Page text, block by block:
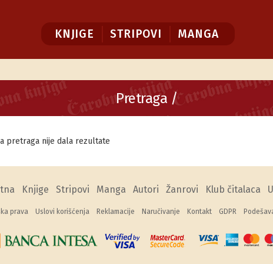
KNJIGE STRIPOVI MANGA
Pretraga /
pretraga nije dala rezultate
Knjige Stripovi Manga Autori Žanrovi Klub čitalaca
prava Uslovi korišćenja Reklamacije Naručivanje Kontakt GDPR